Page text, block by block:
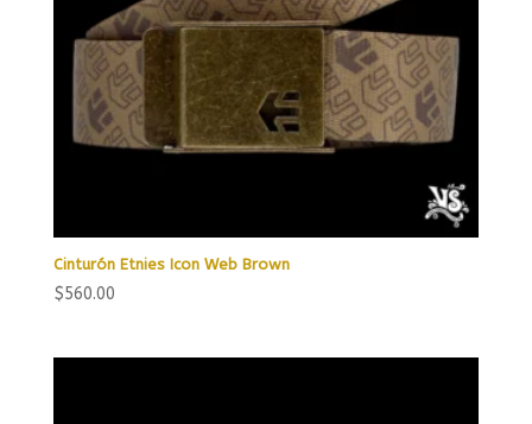
Cinturón Etnies Icon Web Brown
$560.00